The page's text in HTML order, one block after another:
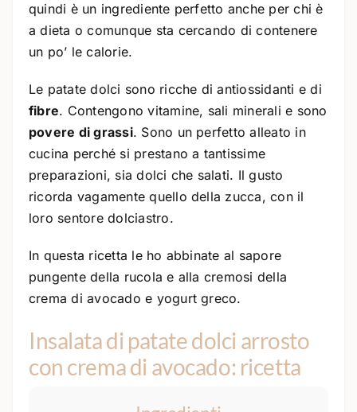
quindi è un ingrediente perfetto anche per chi è
a dieta o comunque sta cercando di contenere
un po’ le calorie.
Le patate dolci sono ricche di antiossidanti e di
fibre. Contengono vitamine, sali minerali e sono
povere di grassi. Sono un perfetto alleato in
cucina perché si prestano a tantissime
preparazioni, sia dolci che salati. Il gusto
ricorda vagamente quello della zucca, con il
loro sentore dolciastro.
In questa ricetta le ho abbinate al sapore
pungente della rucola e alla cremosi della
crema di avocado e yogurt greco.
Insalata di patate dolci arrosto
con crema di avocado: ricetta